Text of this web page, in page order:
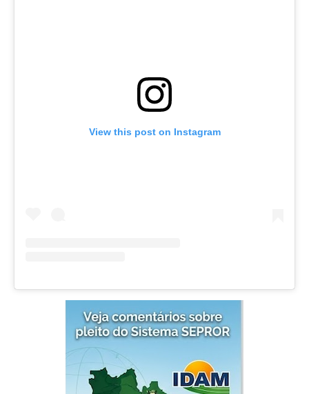
View this post on Instagram